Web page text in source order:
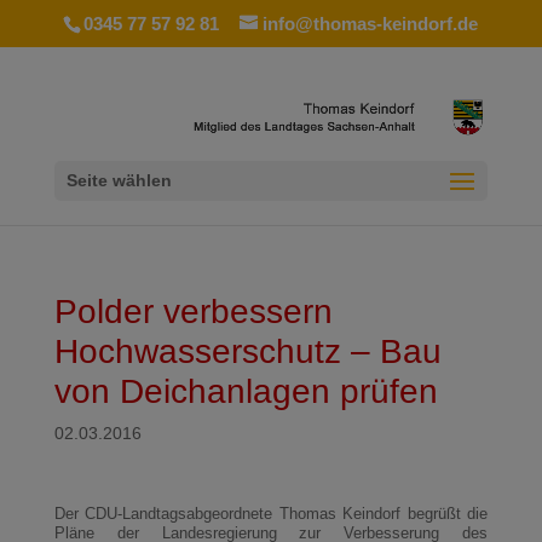
0345 77 57 92 81 info@thomas-keindorf.de
Seite wählen
Polder verbessern
Hochwasserschutz – Bau
von Deichanlagen prüfen
02.03.2016
Der CDU-Landtagsabgeordnete Thomas Keindorf begrüßt die
Pläne der Landesregierung zur Verbesserung des